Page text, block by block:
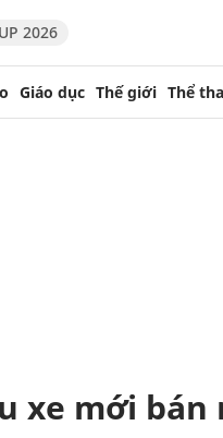
2026
Giáo dục Thế giới Thể
xe mới